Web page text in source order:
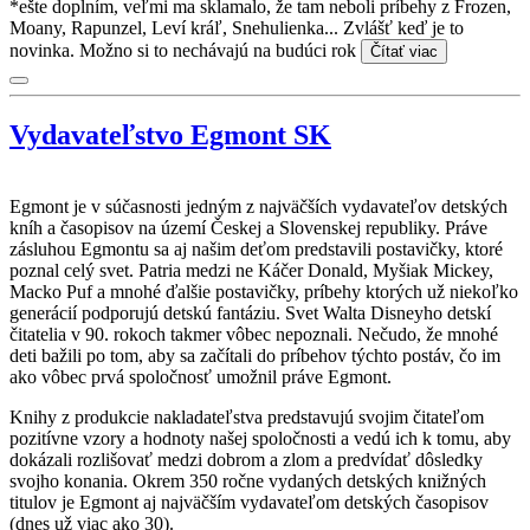
*ešte doplním, veľmi ma sklamalo, že tam neboli príbehy z Frozen,
Moany, Rapunzel, Leví kráľ, Snehulienka... Zvlášť keď je to
novinka. Možno si to nechávajú na budúci rok
Čítať viac
Vydavateľstvo Egmont SK
Egmont je v súčasnosti jedným z najväčších vydavateľov detských
kníh a časopisov na území Českej a Slovenskej republiky. Práve
zásluhou Egmontu sa aj našim deťom predstavili postavičky, ktoré
poznal celý svet. Patria medzi ne Káčer Donald, Myšiak Mickey,
Macko Puf a mnohé ďalšie postavičky, príbehy ktorých už niekoľko
generácií podporujú detskú fantáziu. Svet Walta Disneyho detskí
čitatelia v 90. rokoch takmer vôbec nepoznali. Nečudo, že mnohé
deti bažili po tom, aby sa začítali do príbehov týchto postáv, čo im
ako vôbec prvá spoločnosť umožnil práve Egmont.
Knihy z produkcie nakladateľstva predstavujú svojim čitateľom
pozitívne vzory a hodnoty našej spoločnosti a vedú ich k tomu, aby
dokázali rozlišovať medzi dobrom a zlom a predvídať dôsledky
svojho konania. Okrem 350 ročne vydaných detských knižných
titulov je Egmont aj najväčším vydavateľom detských časopisov
(dnes už viac ako 30).